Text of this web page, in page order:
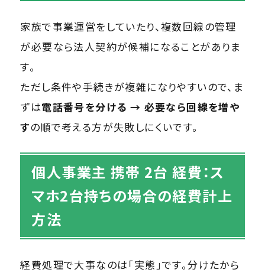
家族で事業運営をしていたり、複数回線の管理
が必要なら法人契約が候補になることがありま
す。
ただし条件や手続きが複雑になりやすいので、ま
ずは電話番号を分ける → 必要なら回線を増や
すの順で考える方が失敗しにくいです。
個人事業主 携帯 2台 経費：ス
マホ2台持ちの場合の経費計上
方法
経費処理で大事なのは「実態」です。分けたから